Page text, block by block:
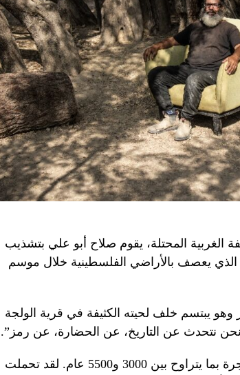
المحتلة، يقوم صلاح أبو علي بتشذيب
يعصف بالأراضي الفلسطينية خلال موسم
من العمر 52 عاما بفخر وهو يبتسم خلف لحيته الكثيفة في قرية الولجة
نتحدث عن التاريخ، عن الحضارة، عن رمز”.
وقال أبو علي إن الخبراء قدروا عمر الشجرة بما يتراوح بين 3000 و5500 عام. لقد تحملت